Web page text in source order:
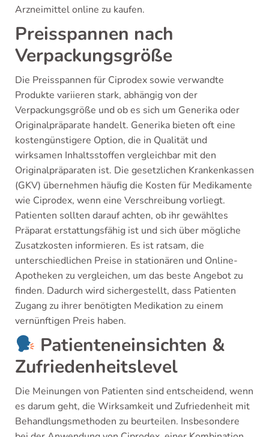
Arzneimittel online zu kaufen.
Preisspannen nach
Verpackungsgröße
Die Preisspannen für Ciprodex sowie verwandte
Produkte variieren stark, abhängig von der
Verpackungsgröße und ob es sich um Generika oder
Originalpräparate handelt. Generika bieten oft eine
kostengünstigere Option, die in Qualität und
wirksamen Inhaltsstoffen vergleichbar mit den
Originalpräparaten ist. Die gesetzlichen Krankenkassen
(GKV) übernehmen häufig die Kosten für Medikamente
wie Ciprodex, wenn eine Verschreibung vorliegt.
Patienten sollten darauf achten, ob ihr gewähltes
Präparat erstattungsfähig ist und sich über mögliche
Zusatzkosten informieren. Es ist ratsam, die
unterschiedlichen Preise in stationären und Online-
Apotheken zu vergleichen, um das beste Angebot zu
finden. Dadurch wird sichergestellt, dass Patienten
Zugang zu ihrer benötigten Medikation zu einem
vernünftigen Preis haben.
Patienteneinsichten &
Zufriedenheitslevel
Die Meinungen von Patienten sind entscheidend, wenn
es darum geht, die Wirksamkeit und Zufriedenheit mit
Behandlungsmethoden zu beurteilen. Insbesondere